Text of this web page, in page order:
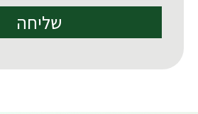
שליחה